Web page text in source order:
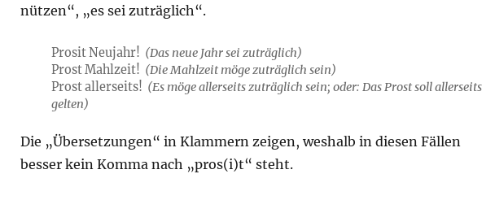
nützen“, „es sei zuträglich“.
Prosit Neujahr! (Das neue Jahr sei zuträglich)
Prost Mahlzeit! (Die Mahlzeit möge zuträglich sein)
Prost allerseits! (Es möge allerseits zuträglich sein; oder: Das Prost soll allerseits
gelten)
Die „Übersetzungen“ in Klammern zeigen, weshalb in diesen Fällen
besser kein Komma nach „pros(i)t“ steht.